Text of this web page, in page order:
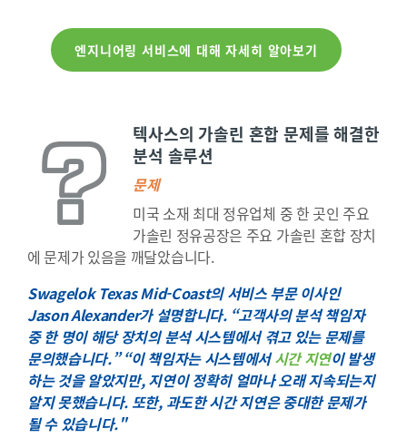
엔지니어링 서비스에 대해 자세히 알아보기
텍사스의 가솔린 혼합 문제를 해결한
분석 솔루션
문제
미국 소재 최대 정유업체 중 한 곳인 주요
가솔린 정유공장은 주요 가솔린 혼합 장치
에 문제가 있음을 깨달았습니다.
Swagelok Texas Mid-Coast의 서비스 부문 이사인
Jason Alexander가 설명합니다. “고객사의 분석 책임자
중 한 명이 해당 장치의 분석 시스템에서 겪고 있는 문제를
문의했습니다.” “이 책임자는 시스템에서시간 지연이 발생
하는 것을 알았지만, 지연이 정확히 얼마나 오래 지속되는지
알지 못했습니다. 또한, 과도한 시간 지연은 중대한 문제가
될 수 있습니다."